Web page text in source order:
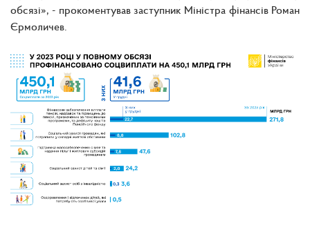
обсязі», - прокоментував заступник Міністра фінансів Роман
Єрмоличев.